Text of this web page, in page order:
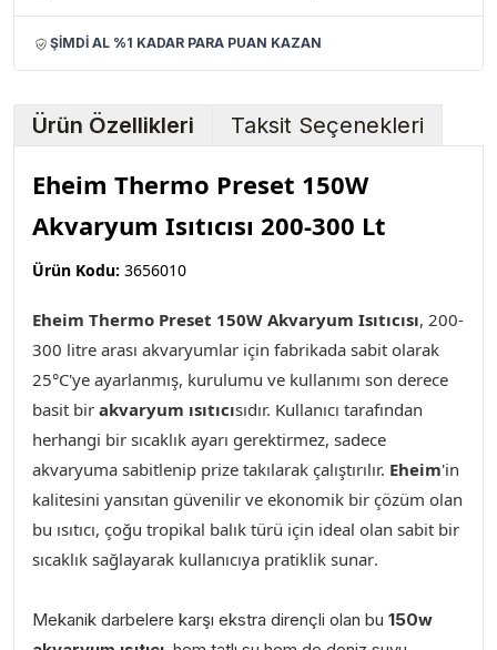
ŞİMDİ AL %1 KADAR PARA PUAN KAZAN
Ürün Özellikleri Taksit Seçenekleri
Eheim Thermo Preset 150W
Akvaryum Isıtıcısı 200-300 Lt
Ürün Kodu: 3656010
Eheim Thermo Preset 150W Akvaryum Isıtıcısı, 200-
300 litre arası akvaryumlar için fabrikada sabit olarak
25°C'ye ayarlanmış, kurulumu ve kullanımı son derece
basit bir akvaryum ısıtıcısıdır. Kullanıcı tarafından
herhangi bir sıcaklık ayarı gerektirmez, sadece
akvaryuma sabitlenip prize takılarak çalıştırılır. Eheim'in
kalitesini yansıtan güvenilir ve ekonomik bir çözüm olan
bu ısıtıcı, çoğu tropikal balık türü için ideal olan sabit bir
sıcaklık sağlayarak kullanıcıya pratiklik sunar.
Mekanik darbelere karşı ekstra dirençli olan bu 150w